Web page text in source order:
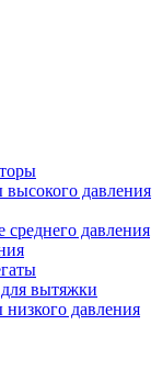
давления
давления
вытяжки
давления